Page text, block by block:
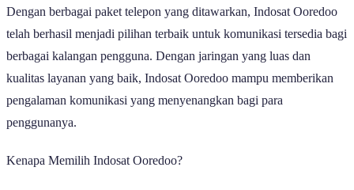
Dengan berbagai paket telepon yang ditawarkan, Indosat Ooredoo
telah berhasil menjadi pilihan terbaik untuk komunikasi tersedia bagi
berbagai kalangan pengguna. Dengan jaringan yang luas dan
kualitas layanan yang baik, Indosat Ooredoo mampu memberikan
pengalaman komunikasi yang menyenangkan bagi para
penggunanya.
Kenapa Memilih Indosat Ooredoo?